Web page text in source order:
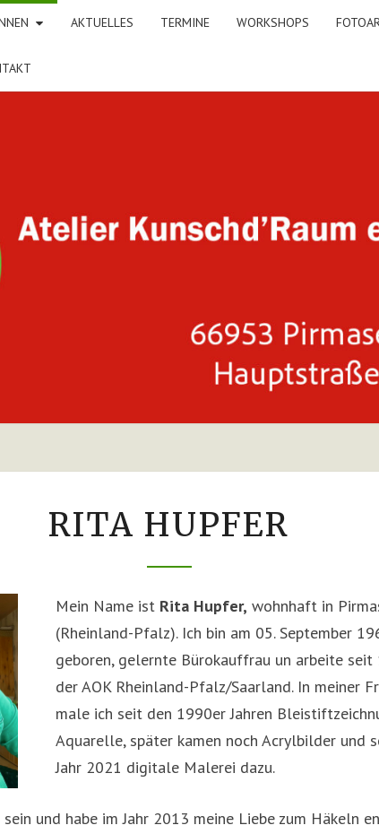
AKTUELLES TERMINE WORKSHOPS
HUPFER
RITA HUPFER
Mein Name ist Rita Hupfer, wohnhaft in
(Rheinland-Pfalz). Ich bin am 05. September
geboren, gelernte Bürokauffrau un arbeite seit
der AOK Rheinland-Pfalz/Saarland. In meiner
male ich seit den 1990er Jahren
Aquarelle, später kamen noch Acrylbilder und
Jahr 2021 digitale Malerei dazu.
und habe im Jahr 2013 meine Liebe zum Häkeln